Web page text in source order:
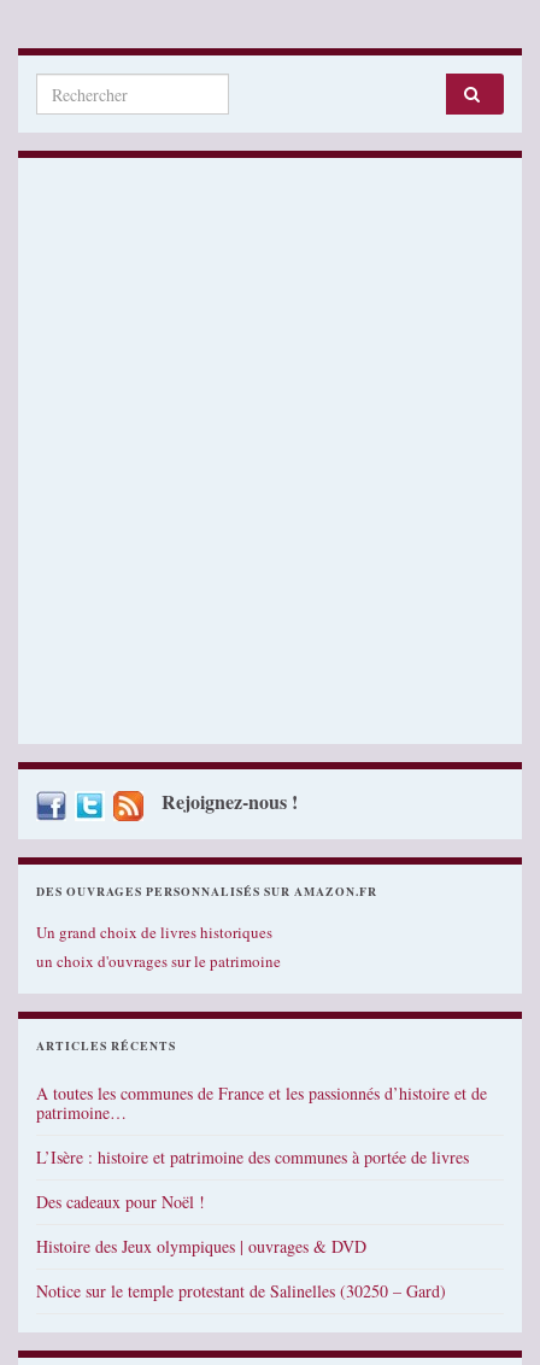
Search for:
Rejoignez-nous !
DES OUVRAGES PERSONNALISÉS SUR AMAZON.FR
Un grand choix de livres historiques
un choix d'ouvrages sur le patrimoine
ARTICLES RÉCENTS
A toutes les communes de France et les passionnés d’histoire et de
patrimoine…
L’Isère : histoire et patrimoine des communes à portée de livres
Des cadeaux pour Noël !
Histoire des Jeux olympiques | ouvrages & DVD
Notice sur le temple protestant de Salinelles (30250 – Gard)